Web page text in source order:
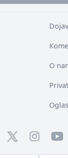
O
TwitterInstagram